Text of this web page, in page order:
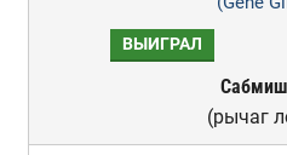
ВЫИГРАЛ
(рычаг